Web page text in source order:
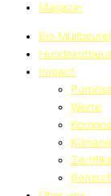
Magazin
Bio Müllbeutel
Impact
Werte